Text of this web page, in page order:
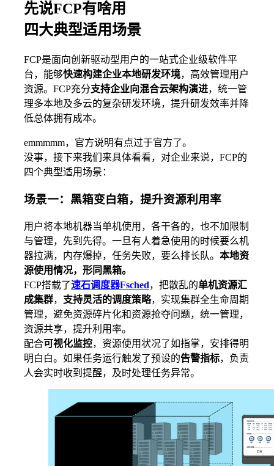
先说FCP有啥用
四大典型适用场景
FCP是面向创新驱动型用户的一站式企业级软件平
台，能够快速构建企业本地研发环境，高效管理用户
资源。FCP充分支持企业向混合云架构演进，统一管
理多本地及多云的复杂研发环境，提升研发效率并降
低总体拥有成本。
emmmmm，官方说明有点过于官方了。
没事，接下来我们来具体看看，对企业来说，FCP的
四个典型适用场景：
场景一：黑箱变白箱，提升资源利用率
用户将本地机器当单机使用，各干各的，也不加限制
与管理，先到先得。一旦有人着急使用的时候要么机
器拉满，内存爆掉，任务失败，要么排长队。 本地资
源使用情况，形同黑箱。
FCP搭载了速石调度器Fsched，把散乱的单机资源汇
成集群， 支持灵活的调度策略，实现集群全生命周期
管理，避免资源碎片化和资源抢夺问题，统一管理，
资源共享，提升利用率。
配合可视化监控，资源使用状况了如指掌，安排得明
明白白。如果任务运行触发了预设的告警指标，负责
人会实时收到提醒，及时处理任务异常。